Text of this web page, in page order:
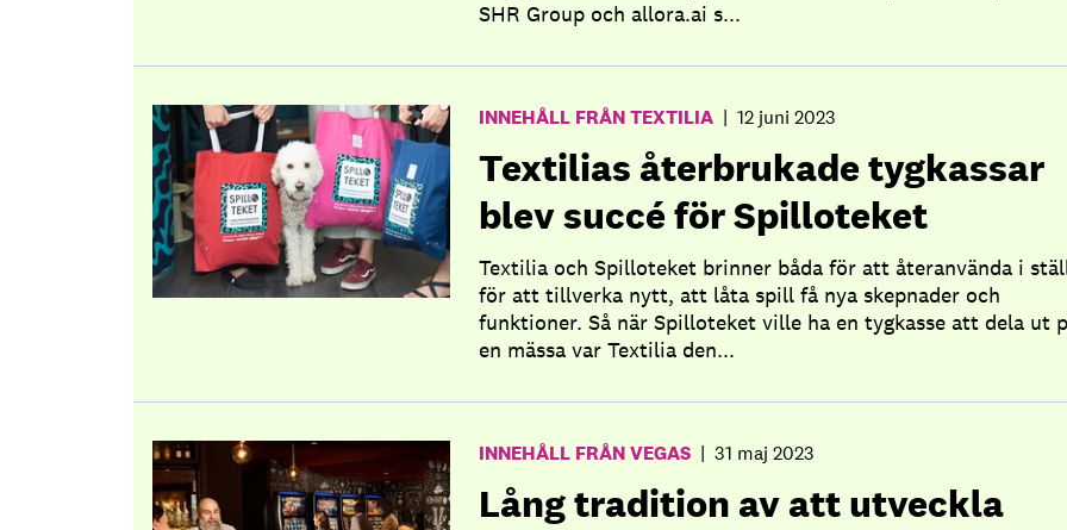
SHR Group och allora.ai s...
INNEHÅLL FRÅN TEXTILIA | 12 juni 2023
Textilias återbrukade tygkassar
blev succé för Spilloteket
Textilia och Spilloteket brinner båda för att återanvända i
för att tillverka nytt, att låta spill få nya skepnader och
funktioner. Så när Spilloteket ville ha en tygkasse att dela ut
en mässa var Textilia den...
INNEHÅLL FRÅN VEGAS | 31 maj 2023
Lång tradition av att utveckla